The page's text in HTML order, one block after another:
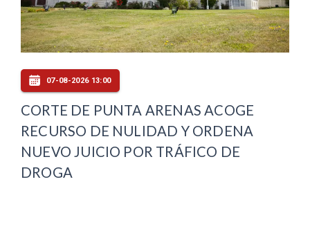
07-08-2026 13:00
CORTE DE PUNTA ARENAS ACOGE
RECURSO DE NULIDAD Y ORDENA
NUEVO JUICIO POR TRÁFICO DE
DROGA